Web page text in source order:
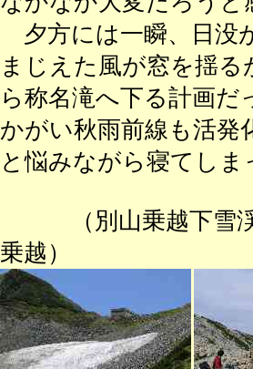
夕方には一瞬、日没
まじえた風が窓を揺
ら称名滝へ下る計画だ
かがい秋雨前線も活
と悩みながら寝てしま
（別山乗越
乗越）